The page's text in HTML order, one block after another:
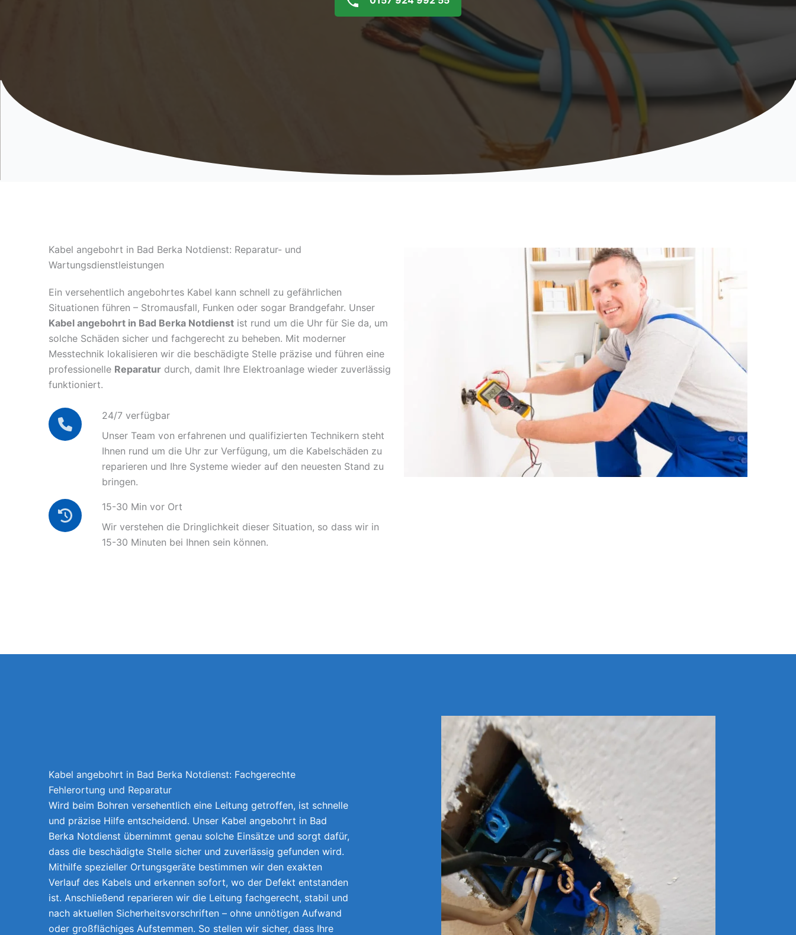
Kabel angebohrt in Bad Berka Notdienst: Reparatur- und
Wartungsdienstleistungen
Ein versehentlich angebohrtes Kabel kann schnell zu gefährlichen
Situationen führen – Stromausfall, Funken oder sogar Brandgefahr. Unser
Kabel angebohrt in Bad Berka Notdienst ist rund um die Uhr für Sie da, um
solche Schäden sicher und fachgerecht zu beheben. Mit moderner
Messtechnik lokalisieren wir die beschädigte Stelle präzise und führen eine
professionelle Reparatur durch, damit Ihre Elektroanlage wieder zuverlässig
funktioniert.
24/7 verfügbar
Unser Team von erfahrenen und qualifizierten Technikern steht
Ihnen rund um die Uhr zur Verfügung, um die Kabelschäden zu
reparieren und Ihre Systeme wieder auf den neuesten Stand zu
bringen.
15-30 Min vor Ort
Wir verstehen die Dringlichkeit dieser Situation, so dass wir in
15-30 Minuten bei Ihnen sein können.
Kabel angebohrt in Bad Berka Notdienst: Fachgerechte
Fehlerortung und Reparatur
Wird beim Bohren versehentlich eine Leitung getroffen, ist schnelle
und präzise Hilfe entscheidend. Unser Kabel angebohrt in Bad
Berka Notdienst übernimmt genau solche Einsätze und sorgt dafür,
dass die beschädigte Stelle sicher und zuverlässig gefunden wird.
Mithilfe spezieller Ortungsgeräte bestimmen wir den exakten
Verlauf des Kabels und erkennen sofort, wo der Defekt entstanden
ist. Anschließend reparieren wir die Leitung fachgerecht, stabil und
nach aktuellen Sicherheitsvorschriften – ohne unnötigen Aufwand
oder großflächiges Aufstemmen. So stellen wir sicher, dass Ihre